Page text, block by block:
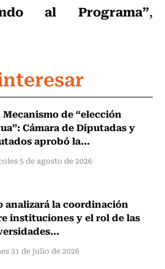
al Programa”,
Mecanismo de “elección
Cámara de Diputadas y
aprobó la...
5 de agosto de 2026
analizará la coordinación
instituciones y el rol de las
31 de julio de 2026